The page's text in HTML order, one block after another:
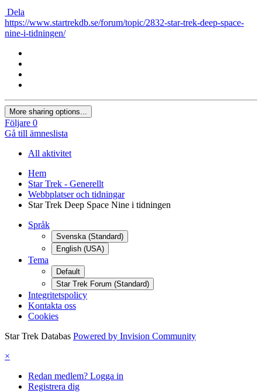
Dela
https://www.startrekdb.se/forum/topic/2832-star-trek-deep-space-
nine-i-tidningen/
More sharing options...
Följare 0
Gå till ämneslista
All aktivitet
Hem
Star Trek - Generellt
Webbplatser och tidningar
Star Trek Deep Space Nine i tidningen
Språk
Svenska (Standard)
English (USA)
Tema
Default
Star Trek Forum (Standard)
Integritetspolicy
Kontakta oss
Cookies
Star Trek Databas Powered by Invision Community
×
Redan medlem? Logga in
Registrera dig